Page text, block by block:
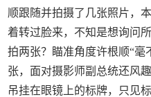
顺跟随并拍摄了几张照片，
着转过脸来，不知是想询问
拍两张？瞄准角度许根顺“毫
张，面对摄影师副总统还风
吊挂在眼镜上的标牌，只见